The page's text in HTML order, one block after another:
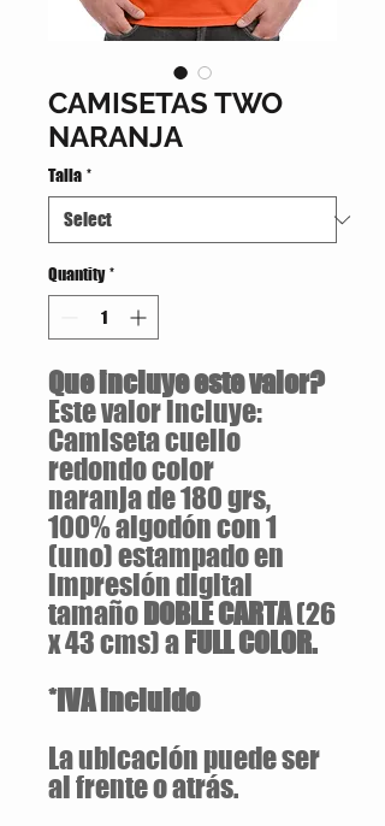
CAMISETAS TWO
NARANJA
Talla *
Quantity *
Que incluye este valor?
Este valor incluye:
Camiseta cuello
redondo color
naranja de 180 grs,
100% algodón con 1
(uno) estampado en
impresión digital
tamaño DOBLE CARTA(26
x 43 cms) a FULL COLOR.
*IVA incluido
La ubicación puede ser
al frente o atrás.